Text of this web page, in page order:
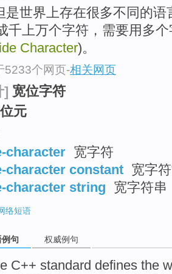
是世界上存在很多不同的
千上万个字符，需要用多
Character)。
5233个网页-相关网页
] 宽位字符
元
character 宽字符
character constant 宽字
character string
宽字符串
络短语
句 权威例句
C++ standard defines the